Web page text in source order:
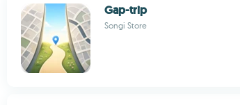
Gap-trip
Songi Store